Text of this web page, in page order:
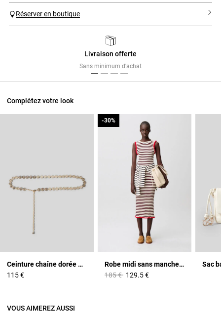
Réserver en boutique
Livraison offerte
Sans minimum d'achat
Complétez votre look
Ceinture chaîne dorée médaillons CP
115 €
Robe midi sans manches rayures
Prix réduit à partir de
185 €à
-30%
129.5 €
-30%
Sac
VOUS AIMEREZ AUSSI